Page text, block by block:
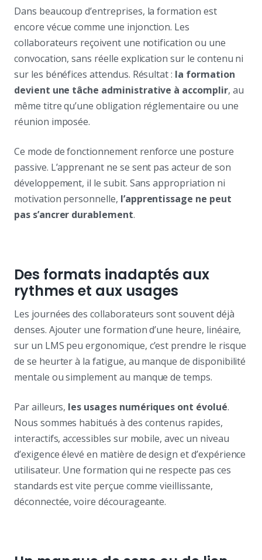
Dans beaucoup d’entreprises, la formation est
encore vécue comme une injonction. Les
collaborateurs reçoivent une notification ou une
convocation, sans réelle explication sur le contenu ni
sur les bénéfices attendus. Résultat : la formation
devient une tâche administrative à accomplir, au
même titre qu’une obligation réglementaire ou une
réunion imposée.
Ce mode de fonctionnement renforce une posture
passive. L’apprenant ne se sent pas acteur de son
développement, il le subit. Sans appropriation ni
motivation personnelle, l’apprentissage ne peut
pas s’ancrer durablement.
Des formats inadaptés aux
rythmes et aux usages
Les journées des collaborateurs sont souvent déjà
denses. Ajouter une formation d’une heure, linéaire,
sur un LMS peu ergonomique, c’est prendre le risque
de se heurter à la fatigue, au manque de disponibilité
mentale ou simplement au manque de temps.
Par ailleurs, les usages numériques ont évolué.
Nous sommes habitués à des contenus rapides,
interactifs, accessibles sur mobile, avec un niveau
d’exigence élevé en matière de design et d’expérience
utilisateur. Une formation qui ne respecte pas ces
standards est vite perçue comme vieillissante,
déconnectée, voire décourageante.